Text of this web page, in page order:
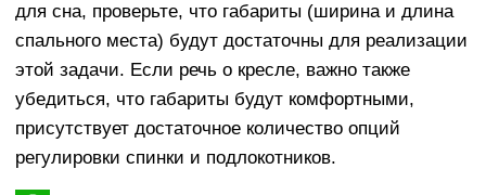
для сна, проверьте, что габариты (ширина и длина
спального места) будут достаточны для реализации
этой задачи. Если речь о кресле, важно также
убедиться, что габариты будут комфортными,
присутствует достаточное количество опций
регулировки спинки и подлокотников.